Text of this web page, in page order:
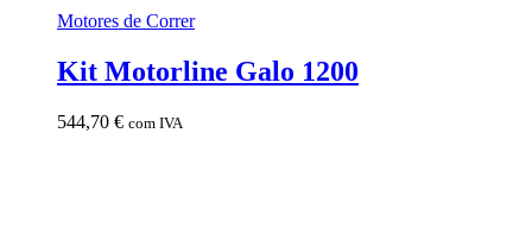
Motores de Correr
Kit Motorline Galo 1200
544,70 € com IVA